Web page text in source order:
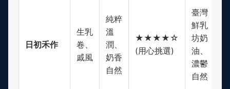
日初禾作
生乳
卷、
戚風
純粹
溫
潤、
奶香
自然
★★★★☆
(用心挑選)
臺灣
鮮乳
坊奶
油、
濃鬱
自然